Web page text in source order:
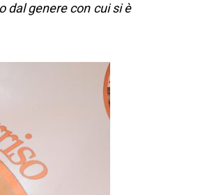
dal genere con cui si è